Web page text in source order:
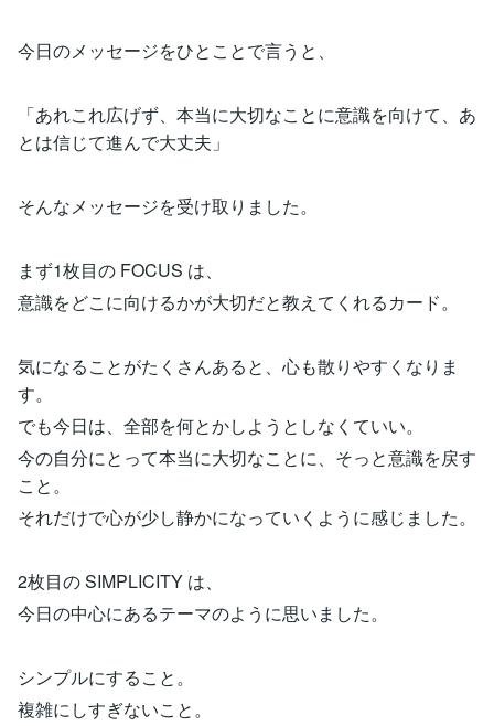
今日のメッセージをひとことで言うと、
「あれこれ広げず、本当に大切なことに意識を向けて、あ
とは信じて進んで大丈夫」
そんなメッセージを受け取りました。
まず1枚目の FOCUS は、
意識をどこに向けるかが大切だと教えてくれるカード。
気になることがたくさんあると、心も散りやすくなりま
す。
でも今日は、全部を何とかしようとしなくていい。
今の自分にとって本当に大切なことに、そっと意識を戻す
こと。
それだけで心が少し静かになっていくように感じました。
2枚目の SIMPLICITY は、
今日の中心にあるテーマのように思いました。
シンプルにすること。
複雑にしすぎないこと。